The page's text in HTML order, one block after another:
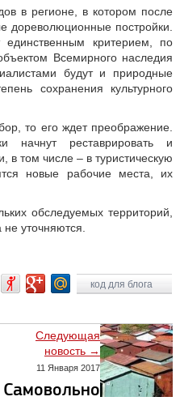
в регионе, в котором после
дореволюционные постройки.
единственным критерием, по
Всемирного наследия
будут и природные
сохранения культурного
то его ждет преображение.
начнут реставрировать и
в том числе – в туристическую
новые рабочие места, их
обследуемых территорий,
уточняются.
код для блога
Следующая
новость →
11 Января 2017
Самовольно